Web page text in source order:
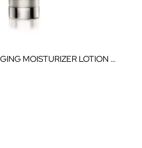
PREVAGE ANTI-AGING MOISTURIZER LOTION SPF30